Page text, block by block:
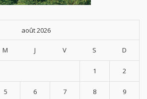
août 2026
M J V S D
1 2
5 6 7 8 9